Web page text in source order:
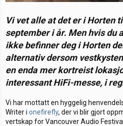
Vi vet alle at det er i Horten
september i år. Men hvis du
ikke befinner deg i Horten
alternativ dersom
en enda mer kortreist
interessant HiFi-messe, i
Vi har mottatt en hyggelig
Writer i onefirefly, der vi blir gjort
vertskap for Vancouver Audio